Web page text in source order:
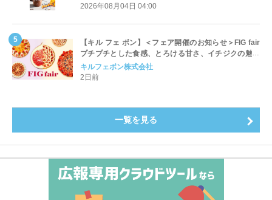
開始
2026年08月04日 04:00
【キル フェ ボン】＜フェア開催のお知らせ＞FIG fair
プチプチとした食感、とろける甘さ、イチジクの魅力
をたっぷりと。新作を含め、イチジク尽くしの全4種が
登場8月20日（木）スタート
キルフェボン株式会社
2日前
一覧を見る